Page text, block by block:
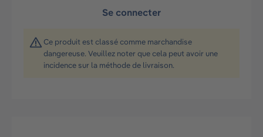
Se connecter
Ce produit est classé comme marchandise
dangereuse. Veuillez noter que cela peut avoir une
incidence sur la méthode de livraison.